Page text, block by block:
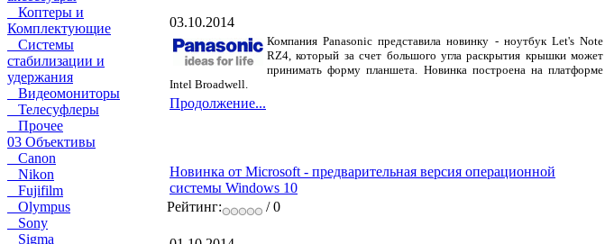
Коптеры и
Комплектующие
Системы
стабилизации и
удержания
Видеомониторы
Телесуфлеры
Прочее
03 Объективы
Canon
Nikon
Fujifilm
Olympus
Sony
Sigma
03.10.2014
Компания Panasonic представила новинку - ноутбук Let's Note
RZ4, который за счет большого угла раскрытия крышки может
принимать форму планшета. Новинка построена на платформе
Intel Broadwell.
Продолжение...
Новинка от Microsoft - предварительная версия операционной
системы Windows 10
Рейтинг:
/ 0